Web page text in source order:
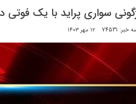
سواری پراید با یک فوتی
74531 ۱۲ مهر ۱۴۰۳